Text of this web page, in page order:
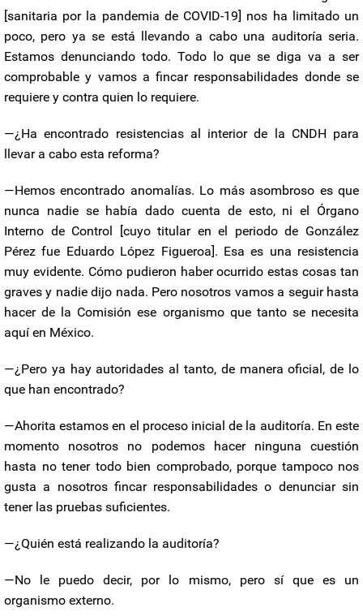
[sanitaria por la pandemia de COVID-19] nos ha limitado un
poco, pero ya se está llevando a cabo una auditoría seria.
Estamos denunciando todo. Todo lo que se diga va a ser
comprobable y vamos a fincar responsabilidades donde se
requiere y contra quien lo requiere.
—¿Ha encontrado resistencias al interior de la CNDH para
llevar a cabo esta reforma?
—Hemos encontrado anomalías. Lo más asombroso es que
nunca nadie se había dado cuenta de esto, ni el Órgano
Interno de Control [cuyo titular en el periodo de González
Pérez fue Eduardo López Figueroa]. Esa es una resistencia
muy evidente. Cómo pudieron haber ocurrido estas cosas tan
graves y nadie dijo nada. Pero nosotros vamos a seguir hasta
hacer de la Comisión ese organismo que tanto se necesita
aquí en México.
—¿Pero ya hay autoridades al tanto, de manera oficial, de lo
que han encontrado?
—Ahorita estamos en el proceso inicial de la auditoría. En este
momento nosotros no podemos hacer ninguna cuestión
hasta no tener todo bien comprobado, porque tampoco nos
gusta a nosotros fincar responsabilidades o denunciar sin
tener las pruebas suficientes.
—¿Quién está realizando la auditoría?
—No le puedo decir, por lo mismo, pero sí que es un
organismo externo.